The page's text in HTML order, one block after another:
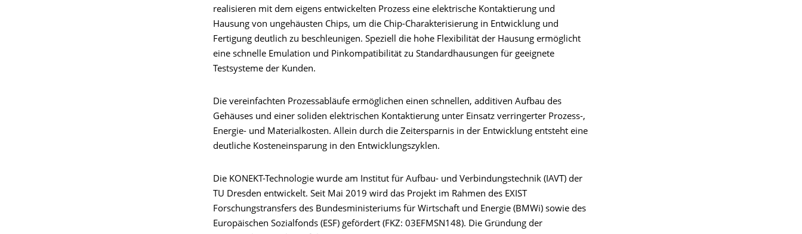
realisieren mit dem eigens entwickelten Prozess eine elektrische Kontaktierung und
Hausung von ungehäusten Chips, um die Chip-Charakterisierung in Entwicklung und
Fertigung deutlich zu beschleunigen. Speziell die hohe Flexibilität der Hausung ermöglicht
eine schnelle Emulation und Pinkompatibilität zu Standardhausungen für geeignete
Testsysteme der Kunden.
Die vereinfachten Prozessabläufe ermöglichen einen schnellen, additiven Aufbau des
Gehäuses und einer soliden elektrischen Kontaktierung unter Einsatz verringerter Prozess-,
Energie- und Materialkosten. Allein durch die Zeitersparnis in der Entwicklung entsteht eine
deutliche Kosteneinsparung in den Entwicklungszyklen.
Die KONEKT-Technologie wurde am Institut für Aufbau- und Verbindungstechnik (IAVT) der
TU Dresden entwickelt. Seit Mai 2019 wird das Projekt im Rahmen des EXIST
Forschungstransfers des Bundesministeriums für Wirtschaft und Energie (BMWi) sowie des
Europäischen Sozialfonds (ESF) gefördert (FKZ: 03EFMSN148). Die Gründung der